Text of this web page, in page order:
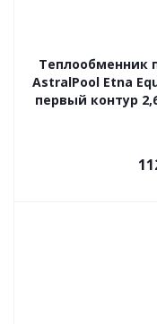
Теплообменник
AstralPool Etna
первый контур